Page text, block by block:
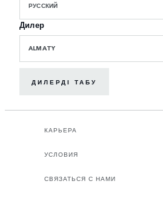
РУССКИЙ
Дилер
ALMATY
ДИЛЕРДІ ТАБУ
КАРЬЕРА
УСЛОВИЯ
СВЯЗАТЬСЯ С НАМИ